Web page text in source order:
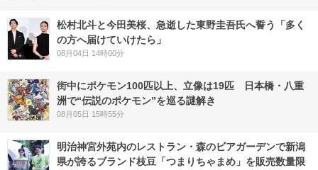
松村北斗と今田美桜、急逝した東野圭吾氏へ誓う「多く
の方へ届けていけたら」
08月04日 14時00分
街中にポケモン100匹以上、立像は19匹 日本橋・八重
洲で“伝説のポケモン”を巡る謎解き
08月05日 15時55分
明治神宮外苑内のレストラン・森のビアガーデンで新潟
県が誇るブランド枝豆「つまりちゃまめ」を販売数量限